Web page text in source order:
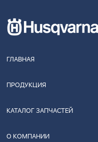
ГЛАВНАЯ
ПРОДУКЦИЯ
КАТАЛОГ ЗАПЧАСТЕЙ
О КОМПАНИИ